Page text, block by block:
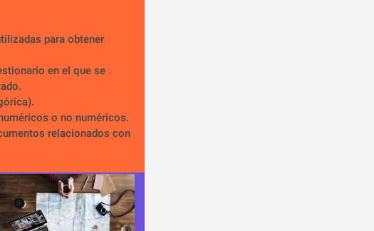
para obtener
en el que se
o no numéricos.
relacionados con